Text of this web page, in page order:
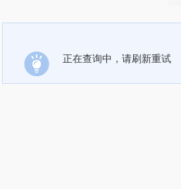
正在查询中，请刷新重试